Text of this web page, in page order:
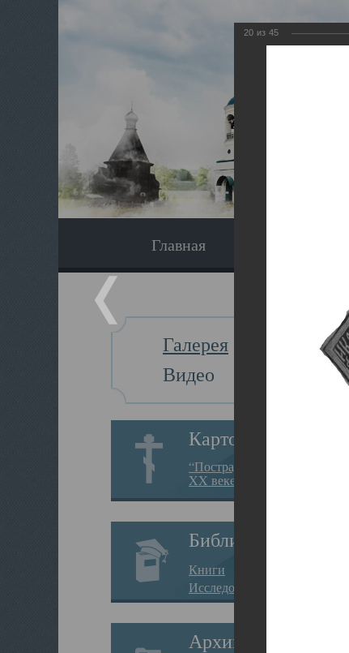
Главная
Галерея
Видео
Картотека
“Пострадавшие за веру в
XX веке на Севере”
Библиотека
Книги
Исследования
Архив
20 из 45